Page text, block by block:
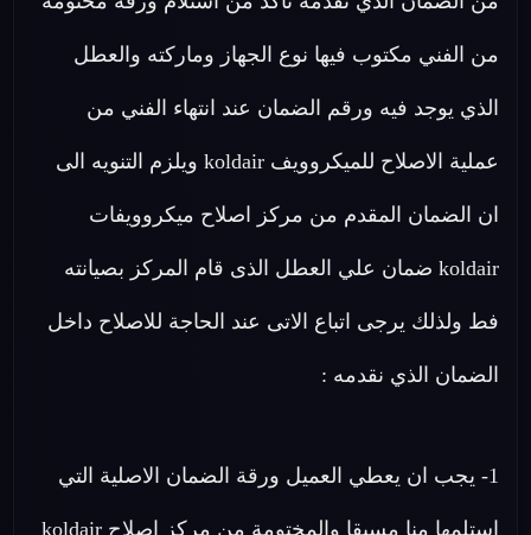
من الفني مكتوب فيها نوع الجهاز وماركته والعطل
الذي يوجد فيه ورقم الضمان عند انتهاء الفني من
عملية الاصلاح للميكروويف koldair ويلزم التنويه الى
ان الضمان المقدم من مركز اصلاح ميكروويفات
koldair ضمان علي العطل الذى قام المركز بصيانته
فط ولذلك يرجى اتباع الاتى عند الحاجة للاصلاح داخل
الضمان الذي نقدمه :
1- يجب ان يعطي العميل ورقة الضمان الاصلية التي
استلمها منا مسبقا والمختومة من مركز اصلاح koldair